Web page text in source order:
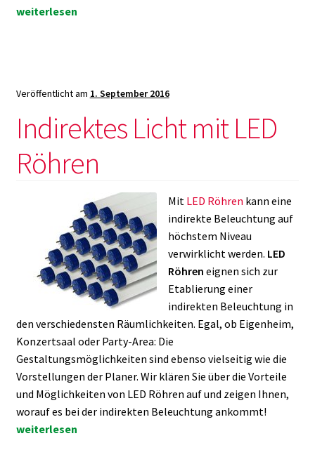
LED
jetzt!
weiterlesen
Veröffentlicht am 1. September 2016
Indirektes Licht mit LED
Röhren
Mit LED Röhren kann eine
indirekte Beleuchtung auf
höchstem Niveau
verwirklicht werden. LED
Röhren eignen sich zur
Etablierung einer
indirekten Beleuchtung in
den verschiedensten Räumlichkeiten. Egal, ob Eigenheim,
Konzertsaal oder Party-Area: Die
Gestaltungsmöglichkeiten sind ebenso vielseitig wie die
Vorstellungen der Planer. Wir klären Sie über die Vorteile
und Möglichkeiten von LED Röhren auf und zeigen Ihnen,
worauf es bei der indirekten Beleuchtung ankommt!
weiterlesen